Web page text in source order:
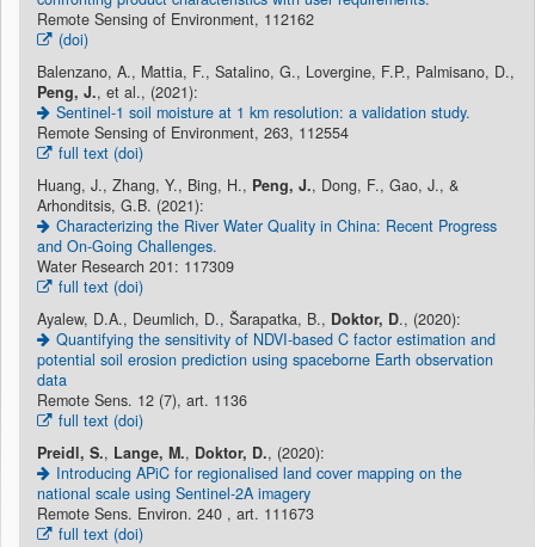
Remote Sensing of Environment, 112162
(doi)
Balenzano, A., Mattia, F., Satalino, G., Lovergine, F.P., Palmisano, D.,
Peng, J., et al., (2021):
Sentinel-1 soil moisture at 1 km resolution: a validation study.
Remote Sensing of Environment, 263, 112554
full text (doi)
Huang, J., Zhang, Y., Bing, H., Peng, J., Dong, F., Gao, J., &
Arhonditsis, G.B. (2021):
Characterizing the River Water Quality in China: Recent Progress
and On-Going Challenges.
Water Research 201: 117309
full text (doi)
Ayalew, D.A., Deumlich, D., Šarapatka, B., Doktor, D., (2020):
Quantifying the sensitivity of NDVI-based C factor estimation and
potential soil erosion prediction using spaceborne Earth observation
data
Remote Sens. 12 (7), art. 1136
full text (doi)
Preidl, S., Lange, M., Doktor, D., (2020):
Introducing APiC for regionalised land cover mapping on the
national scale using Sentinel-2A imagery
Remote Sens. Environ. 240 , art. 111673
full text (doi)